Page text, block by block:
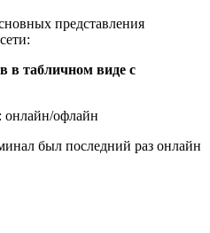
представления
в табличном виде с
онлайн/офлайн
был последний раз онлайн